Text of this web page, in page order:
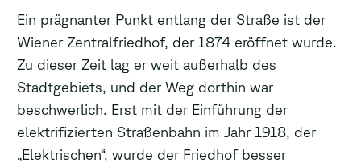
Ein prägnanter Punkt entlang der Straße ist der
Wiener Zentralfriedhof, der 1874 eröffnet wurde.
Zu dieser Zeit lag er weit außerhalb des
Stadtgebiets, und der Weg dorthin war
beschwerlich. Erst mit der Einführung der
elektrifizierten Straßenbahn im Jahr 1918, der
„Elektrischen“, wurde der Friedhof besser